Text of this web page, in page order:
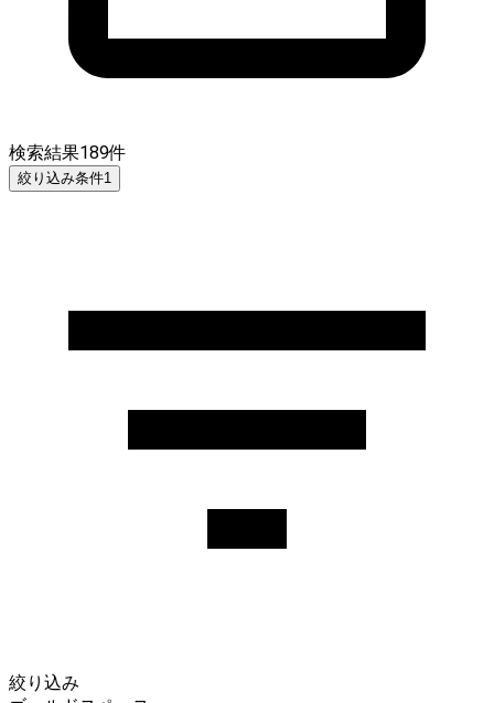
検索結果189件
絞り込み条件1
絞り込み